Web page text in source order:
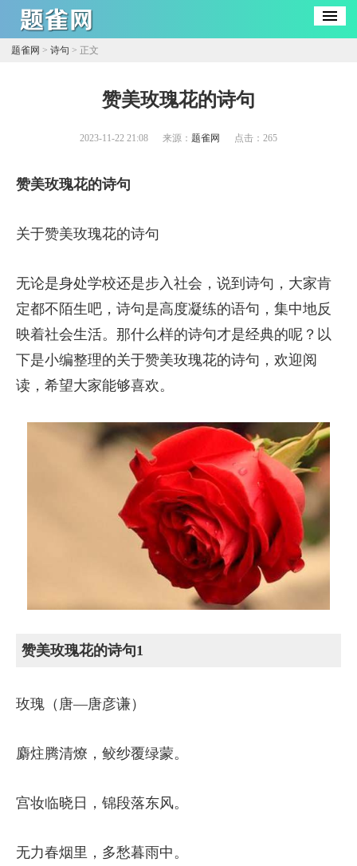
题雀网 > 诗句 > 正文
​赞美玫瑰花的诗句
2023-11-22 21:08 来源： 题雀网 点击： 265
赞美玫瑰花的诗句
关于赞美玫瑰花的诗句
无论是身处学校还是步入社会，说到诗句，大家肯
定都不陌生吧，诗句是高度凝练的语句，集中地反
映着社会生活。那什么样的诗句才是经典的呢？以
下是小编整理的关于赞美玫瑰花的诗句，欢迎阅
读，希望大家能够喜欢。
赞美玫瑰花的诗句1
玫瑰（唐—唐彦谦）
麝炷腾清燎，鲛纱覆绿蒙。
宫妆临晓日，锦段落东风。
无力春烟里，多愁暮雨中。